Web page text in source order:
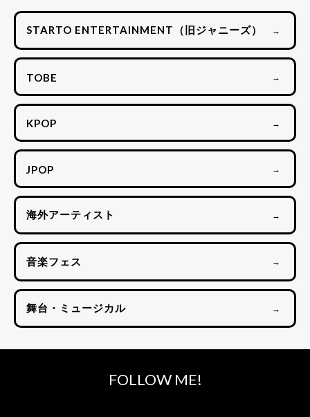
STARTO ENTERTAINMENT（旧ジャニーズ） →
TOBE →
KPOP →
JPOP →
海外アーティスト →
音楽フェス →
舞台・ミュージカル →
FOLLOW ME!